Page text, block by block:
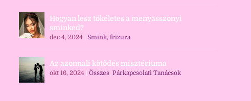
Hogyan lesz tökéletes a menyasszonyi
sminked?
dec 4, 2024 Smink, frizura
Az azonnali kötődés misztériuma
okt 16, 2024 Összes, Párkapcsolati Tanácsok